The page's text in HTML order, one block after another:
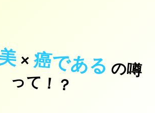
×癌である の
噂
っ
て
！
？